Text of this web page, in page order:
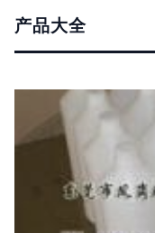
产品大全